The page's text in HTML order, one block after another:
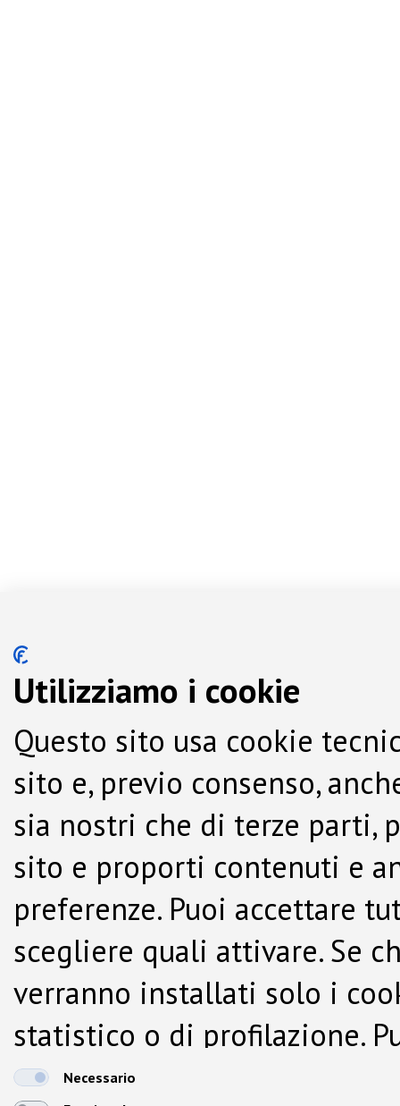
Utilizziamo i cookie
Questo sito usa cookie
sito e, previo consenso,
sia nostri che di terze parti,
sito e proporti contenuti e
preferenze. Puoi accettare
scegliere quali attivare. Se
verranno installati solo i
statistico o di profilazione.
dalla Cookie Policy.
Necessario